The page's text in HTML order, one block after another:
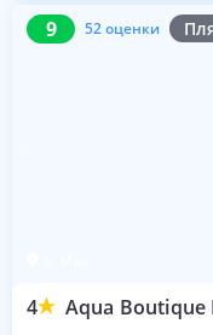
9 52 оценки
4 Aqua Boutique
9 52 оценки